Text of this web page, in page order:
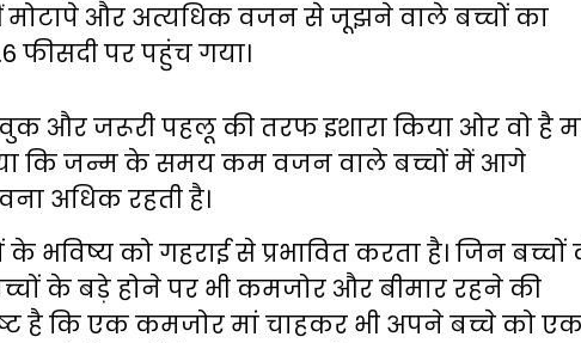
मोटापे और अत्यधिक वजन से जूझने वाले बच्चों का
फीसदी पर पहुंच गया।
और जरूरी पहलू की तरफ इशारा किया ओर वो है
कि जन्म के समय कम वजन वाले बच्चों में आगे
अधिक रहती है।
के भविष्य को गहराई से प्रभावित करता है। जिन बच्चों
के बड़े होने पर भी कमजोर और बीमार रहने की
है कि एक कमजोर मां चाहकर भी अपने बच्चे को